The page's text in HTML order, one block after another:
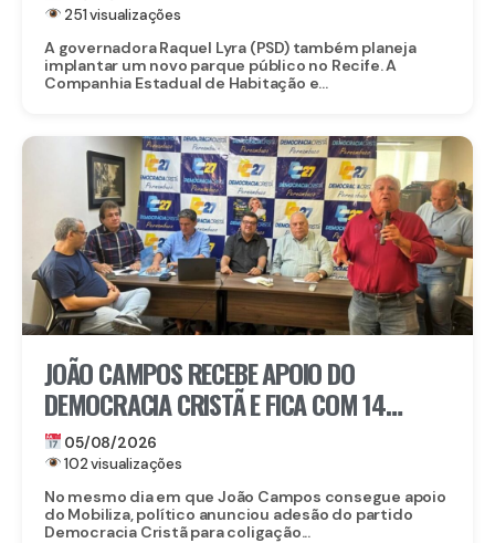
251 visualizações
A governadora Raquel Lyra (PSD) também planeja
implantar um novo parque público no Recife. A
Companhia Estadual de Habitação e...
JOÃO CAMPOS RECEBE APOIO DO
DEMOCRACIA CRISTÃ E FICA COM 14
PARTIDOS EM COLIGAÇÃO CONTRA
RAQUEL
05/08/2026
102 visualizações
No mesmo dia em que João Campos consegue apoio
do Mobiliza, político anunciou adesão do partido
Democracia Cristã para coligação...